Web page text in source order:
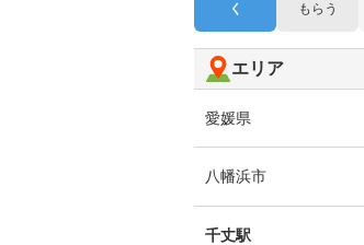
く
もらう
エリア
愛媛県
八幡浜市
千丈駅